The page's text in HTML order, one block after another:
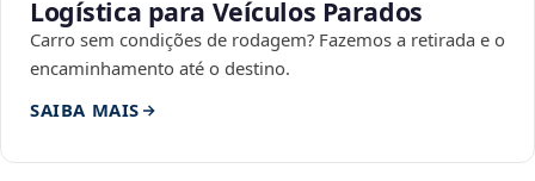
Logística para Veículos Parados
Carro sem condições de rodagem? Fazemos a retirada e o
encaminhamento até o destino.
SAIBA MAIS